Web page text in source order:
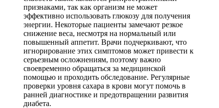
признаками, так как организм не может
эффективно использовать глюкозу для получения
энергии. Некоторые пациенты замечают резкое
снижение веса, несмотря на нормальный или
повышенный аппетит. Врачи подчеркивают, что
игнорирование этих симптомов может привести к
серьезным осложнениям, поэтому важно
своевременно обращаться за медицинской
помощью и проходить обследование. Регулярные
проверки уровня сахара в крови могут помочь в
ранней диагностике и предотвращении развития
диабета.